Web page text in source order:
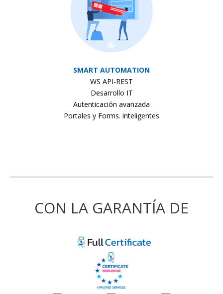
SMART AUTOMATION
WS API-REST
Desarrollo IT
Autenticación avanzada
Portales y Forms. inteligentes
CON LA GARANTÍA DE